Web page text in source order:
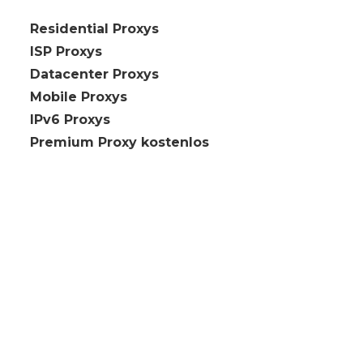
🇩🇪 Residential Proxys
🇩🇪 ISP Proxys
🇩🇪 Datacenter Proxys
🇩🇪 Mobile Proxys
🇩🇪 IPv6 Proxys
⭐ Premium Proxy kostenlos